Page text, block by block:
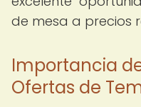
de mesa a precios
Importancia
Ofertas de